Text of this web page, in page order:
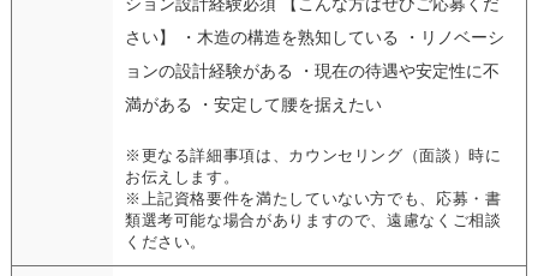
さい】 ・木造の構造を熟知している ・リノベーシ
ョンの設計経験がある ・現在の待遇や安定性に不
満がある ・安定して腰を据えたい
※更なる詳細事項は、カウンセリング（面談）時に
お伝えします。
※上記資格要件を満たしていない方でも、応募・書
類選考可能な場合がありますので、遠慮なくご相談
ください。